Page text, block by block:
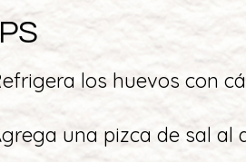
los huevos con
una pizca de sal al